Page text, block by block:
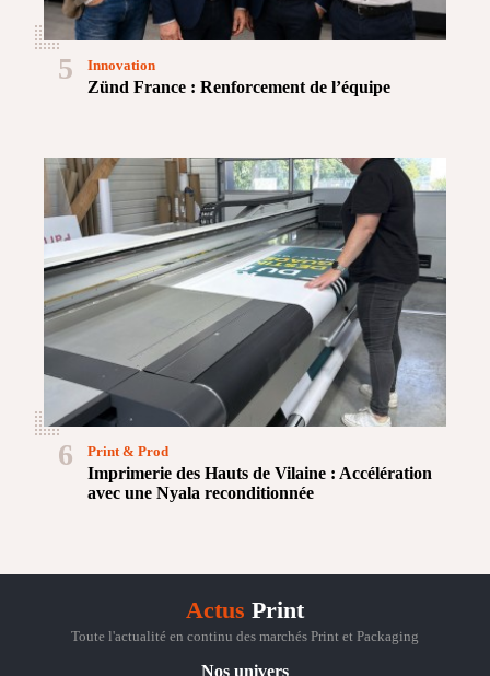
5
Zünd France : Renforcement de l’équipe
Innovation
6
Imprimerie des Hauts de Vilaine : Accélération
avec une Nyala reconditionnée
Print & Prod
Actus Print
Toute l'actualité en continu des marchés Print et Packaging
Nos univers